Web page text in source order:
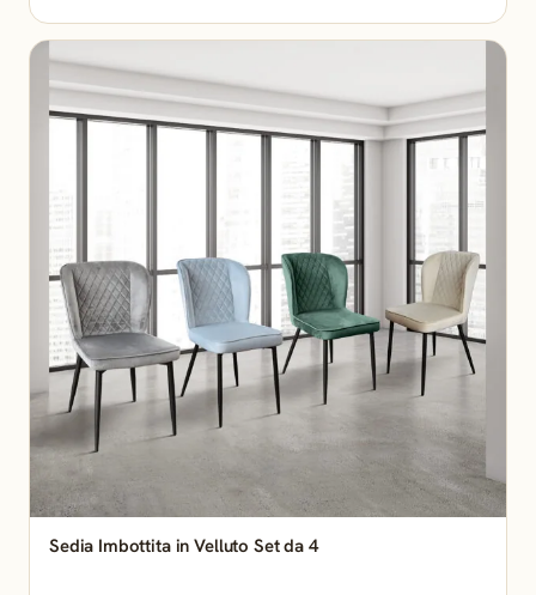
Sedia Imbottita in Velluto Set da 4